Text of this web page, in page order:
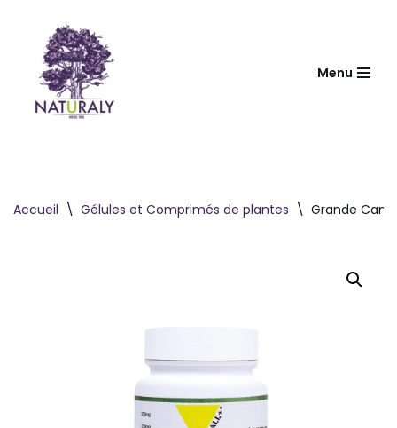
contenu
Menu
Accueil \ Gélules et Comprimés de plantes \ Grande